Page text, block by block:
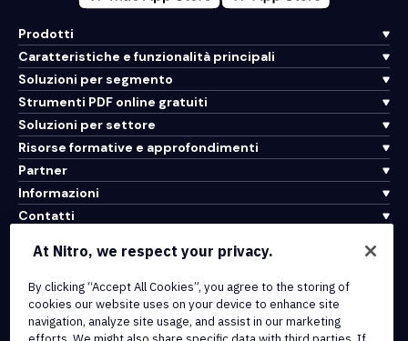
Prodotti
Caratteristiche e funzionalità principali
Soluzioni per segmento
Strumenti PDF online gratuiti
Soluzioni per settore
Risorse formative e approfondimenti
Partner
Informazioni
Contatti
Integrazioni e connettività API
Termini di servizio
Politica sui cookie
At Nitro, we respect your privacy.
By clicking “Accept All Cookies”, you agree to the storing of
cookies our website uses on your device to enhance site
navigation, analyze site usage, and assist in our marketing